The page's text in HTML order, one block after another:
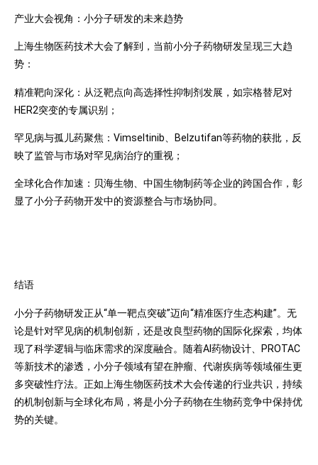
产业大会视角：小分子研发的未来趋势
上海生物医药技术大会了解到，当前小分子药物研发呈现三大趋
势：
精准靶向深化：从泛靶点向高选择性抑制剂发展，如宗格替尼对
HER2突变的专属识别；
罕见病与孤儿药聚焦：Vimseltinib、Belzutifan等药物的获批，反
映了监管与市场对罕见病治疗的重视；
全球化合作加速：贝海生物、中国生物制药等企业的跨国合作，彰
显了小分子药物开发中的资源整合与市场协同。
结语
小分子药物研发正从“单一靶点突破”迈向“精准医疗生态构建”。无
论是针对罕见病的机制创新，还是改良型药物的国际化探索，均体
现了科学逻辑与临床需求的深度融合。随着AI药物设计、PROTAC
等新技术的渗透，小分子领域有望在肿瘤、代谢疾病等领域催生更
多突破性疗法。正如上海生物医药技术大会传递的行业共识，持续
的机制创新与全球化布局，将是小分子药物在生物药竞争中保持优
势的关键。